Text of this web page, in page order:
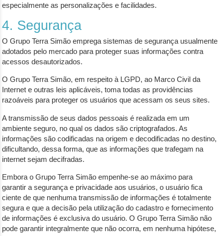
especialmente as personalizações e facilidades.
4. Segurança
O Grupo Terra Simão emprega sistemas de segurança usualmente
adotados pelo mercado para proteger suas informações contra
acessos desautorizados.
O Grupo Terra Simão, em respeito à LGPD, ao Marco Civil da
Internet e outras leis aplicáveis, toma todas as providências
razoáveis para proteger os usuários que acessam os seus sites.
A transmissão de seus dados pessoais é realizada em um
ambiente seguro, no qual os dados são criptografados. As
informações são codificadas na origem e decodificadas no destino,
dificultando, dessa forma, que as informações que trafegam na
internet sejam decifradas.
Embora o Grupo Terra Simão empenhe-se ao máximo para
garantir a segurança e privacidade aos usuários, o usuário fica
ciente de que nenhuma transmissão de informações é totalmente
segura e que a decisão pela utilização do cadastro e fornecimento
de informações é exclusiva do usuário. O Grupo Terra Simão não
pode garantir integralmente que não ocorra, em nenhuma hipótese,